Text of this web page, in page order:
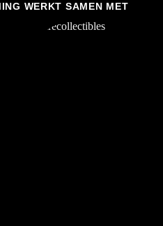
WERKT SAMEN MET